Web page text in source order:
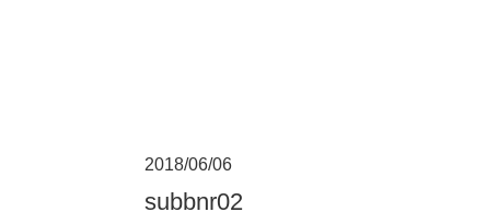
2018/06/06
subbnr02